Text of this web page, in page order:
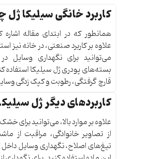
کاربرد خانگی سیلیکا
همانطور که در ابتدای مقاله اشاره
علاوه بر کاربرد صنعتی، در خانه نیز
می‌توانید برای نگهداری وسایل در
بسته‌های پودری ژل سیلیکا استفاده
قارچ گرفتگی، رطوبت و کپک زدگی
کاربردهای دیگر ژل
علاوه بر موارد بالا، می‌توانید برای
از تصاویر خانوادگی، مراقبت از
تیغ‌های اصلاح، نگهداری وسایل